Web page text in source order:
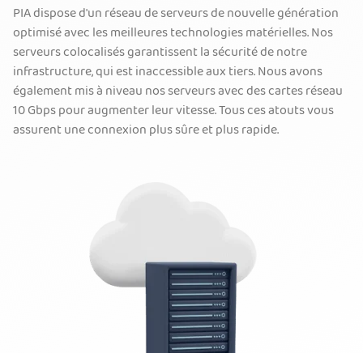
PIA dispose d'un réseau de serveurs de nouvelle génération
optimisé avec les meilleures technologies matérielles. Nos
serveurs colocalisés garantissent la sécurité de notre
infrastructure, qui est inaccessible aux tiers. Nous avons
également mis à niveau nos serveurs avec des cartes réseau
10 Gbps pour augmenter leur vitesse. Tous ces atouts vous
assurent une connexion plus sûre et plus rapide.